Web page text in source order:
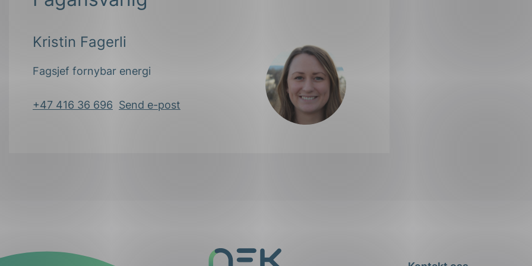
Kristin Fagerli
Fagsjef fornybar energi
+47 416 36 696 Send e-post